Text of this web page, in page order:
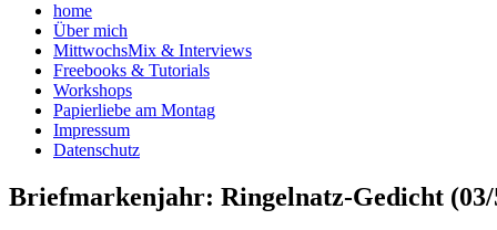
home
Über mich
MittwochsMix & Interviews
Freebooks & Tutorials
Workshops
Papierliebe am Montag
Impressum
Datenschutz
Briefmarkenjahr: Ringelnatz-Gedicht (03/